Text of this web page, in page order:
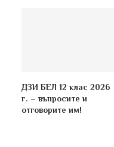
ДЗИ БЕЛ 12 клас 2026
г. – въпросите и
отговорите им!